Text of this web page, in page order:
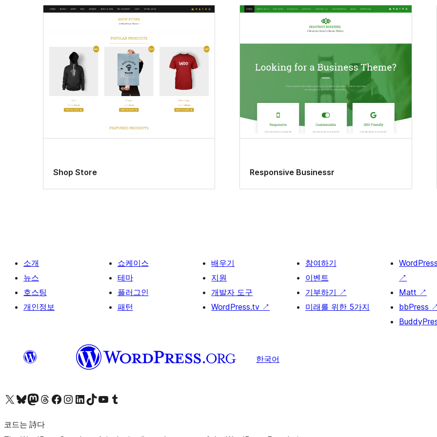
Shop Store Responsive Businessr
소개
뉴스
호스팅
개인정보
쇼케이스
테마
플러그인
패턴
배우기
지원
개발자 도구
WordPress.tv ↗
참여하기
이벤트
기부하기 ↗
미래를 위한 5가지
↗
Matt ↗
bbPress ↗
한국어
X(이전 트위터) 계정 방문하기블루스카이 계정 방문하기마스토돈 계정 방문하기스레드 계정 방문하기 페이스북 페이지 방문하기인스타그램 계정 방문하기 LinkedIn 계정 방문하기틱톡 계정 방문하기유튜브 채널 방문하기 텀블러 계정 방문하기
코드는 詩다